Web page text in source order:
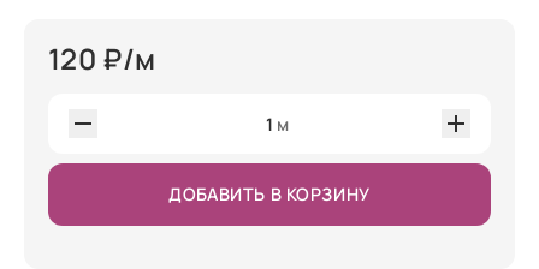
120 ₽/м
1 м
ДОБАВИТЬ В КОРЗИНУ